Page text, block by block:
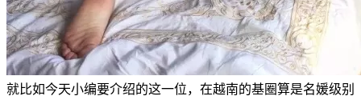
就比如今天小编要介绍的这一位，在越南的基圈算是名媛级别